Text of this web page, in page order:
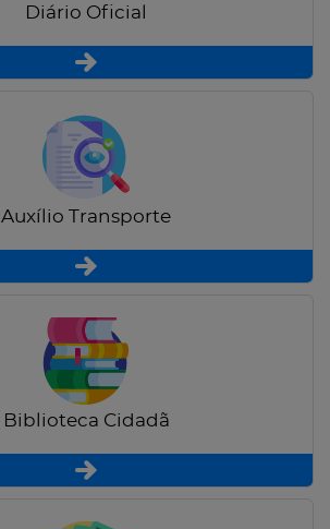
Diário Oficial
Auxílio Transporte
Biblioteca Cidadã